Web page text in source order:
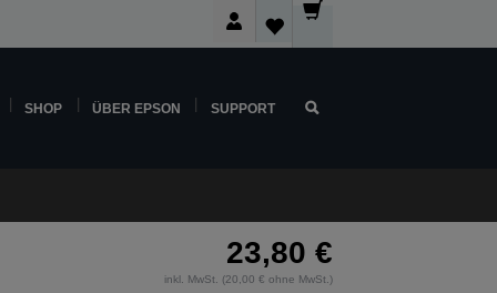
SHOP ÜBER EPSON SUPPORT
23,80 €
inkl. MwSt. (20,00 € ohne MwSt.)